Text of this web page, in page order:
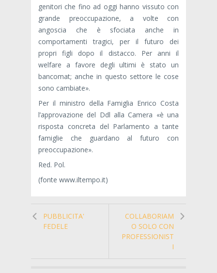
genitori che fino ad oggi hanno vissuto con
grande preoccupazione, a volte con
angoscia che è sfociata anche in
comportamenti tragici, per il futuro dei
propri figli dopo il distacco. Per anni il
welfare a favore degli ultimi è stato un
bancomat; anche in questo settore le cose
sono cambiate».
Per il ministro della Famiglia Enrico Costa
l’approvazione del Ddl alla Camera «è una
risposta concreta del Parlamento a tante
famiglie che guardano al futuro con
preoccupazione».
Red. Pol.
(fonte www.iltempo.it)
PUBBLICITA'
FEDELE
COLLABORIAM
O SOLO CON
PROFESSIONIST
I